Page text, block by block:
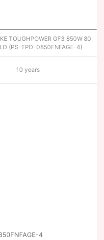
TOUGHPOWER GF3 850W 80
(PS-TPD-0850FNFAGE-4)
10 years
4